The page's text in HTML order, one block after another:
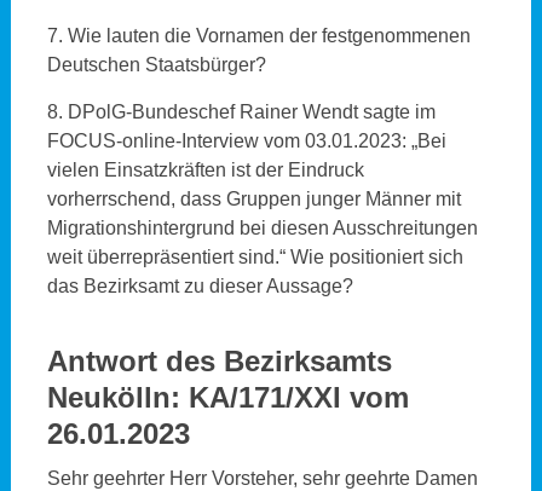
7. Wie lauten die Vornamen der festgenommenen
Deutschen Staatsbürger?
8. DPolG-Bundeschef Rainer Wendt sagte im
FOCUS-online-Interview vom 03.01.2023: „Bei
vielen Einsatzkräften ist der Eindruck
vorherrschend, dass Gruppen junger Männer mit
Migrationshintergrund bei diesen Ausschreitungen
weit überrepräsentiert sind.“ Wie positioniert sich
das Bezirksamt zu dieser Aussage?
Antwort des Bezirksamts
Neukölln: KA/171/XXI vom
26.01.2023
Sehr geehrter Herr Vorsteher, sehr geehrte Damen